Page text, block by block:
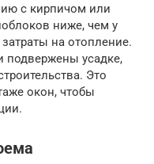
с кирпичом или
ниже, чем у
на отопление.
подвержены усадке,
Это
окон, чтобы